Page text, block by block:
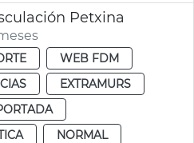
Petxina
WEB FDM
EXTRAMURS
NORMAL